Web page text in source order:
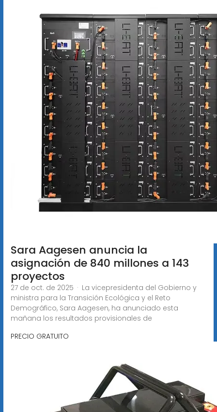
Sara Aagesen anuncia la
asignación de 840 millones a 143
proyectos
27 de oct. de 2025 · La vicepresidenta del Gobierno y
ministra para la Transición Ecológica y el Reto
Demográfico, Sara Aagesen, ha anunciado esta
mañana los resultados provisionales de
PRECIO GRATUITO